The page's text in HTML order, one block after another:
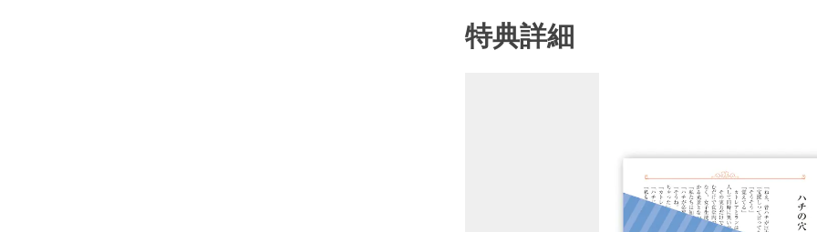
特典詳細